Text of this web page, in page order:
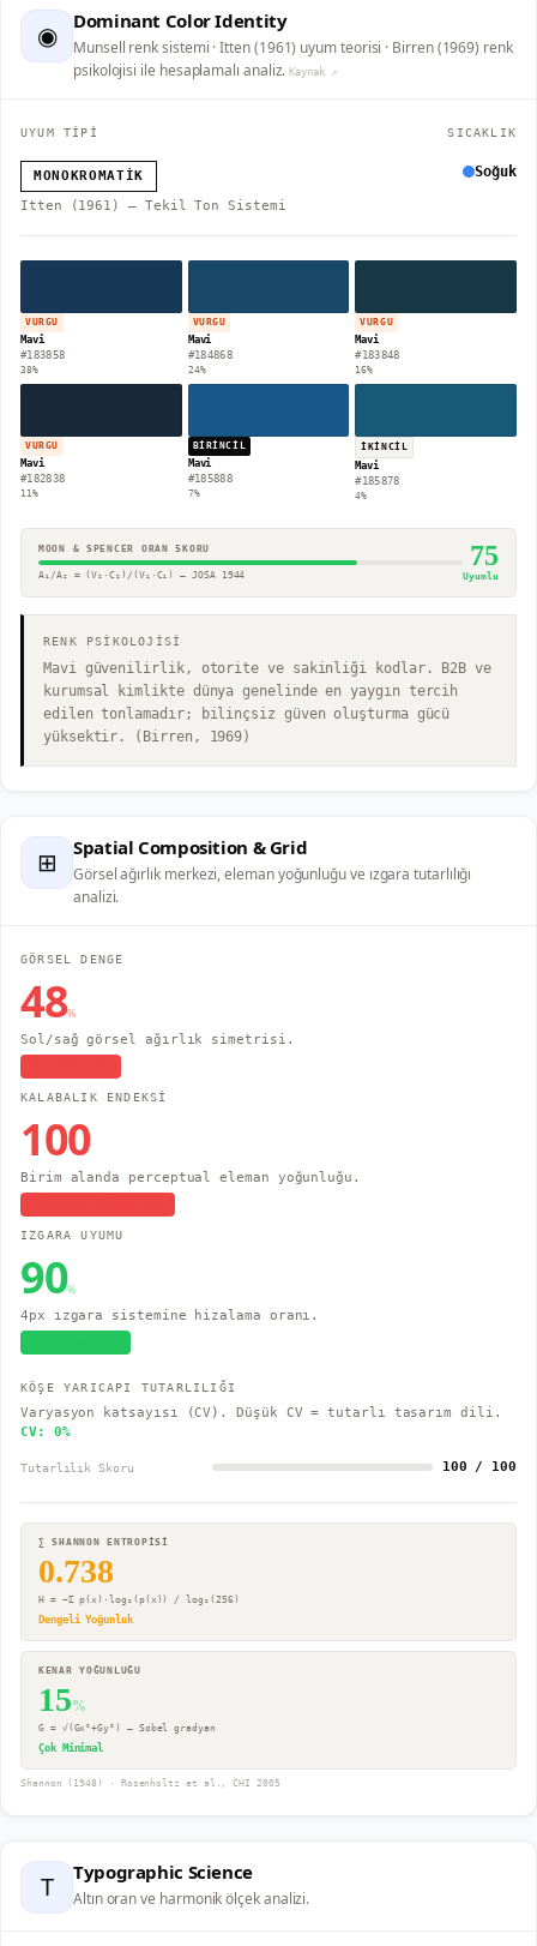
◉ Dominant Color Identity
Munsell renk sistemi · Itten (1961) uyum teorisi · Birren (1969) renk
psikolojisi ile hesaplamalı analiz. Kaynak ↗
UYUM TİPİ
MONOKROMATIK
Itten (1961) — Tekil Ton Sistemi
SICAKLIK
Soğuk
VURGU
Mavi
#183858
38%
VURGU
Mavi
#184868
24%
VURGU
Mavi
#183848
16%
VURGU
Mavi
#182838
11%
BIRINCIL
Mavi
#185888
7%
İKINCIL
Mavi
#185878
4%
MOON & SPENCER ORAN SKORU
A₁/A₂ = (V₂·C₂)/(V₁·C₁) — JOSA 1944
75
Uyumlu
RENK PSİKOLOJİSİ
Mavi güvenilirlik, otorite ve sakinliği kodlar. B2B ve
kurumsal kimlikte dünya genelinde en yaygın tercih
edilen tonlamadır; bilinçsiz güven oluşturma gücü
yüksektir. (Birren, 1969)
⊞ Spatial Composition & Grid
Görsel ağırlık merkezi, eleman yoğunluğu ve ızgara tutarlılığı
analizi.
GÖRSEL DENGE
48%
Sol/sağ görsel ağırlık simetrisi.
KALABALIK ENDEKSİ
100
Birim alanda perceptual eleman yoğunluğu.
IZGARA UYUMU
90%
4px ızgara sistemine hizalama oranı.
KÖŞE YARICAPI TUTARLILIĞI
Varyasyon katsayısı (CV). Düşük CV = tutarlı tasarım dili.
CV: 0%
Tutarlılık Skoru 100 / 100
∑ SHANNON ENTROPİSİ
0.738
H = −Σ p(x)·log₂(p(x)) / log₂(256)
Dengeli Yoğunluk
KENAR YOĞUNLUĞU
15%
G = √(Gx²+Gy²) — Sobel gradyan
Çok Minimal
Shannon (1948) · Rosenholtz et al., CHI 2005
T Typographic Science
Altın oran ve harmonik ölçek analizi.